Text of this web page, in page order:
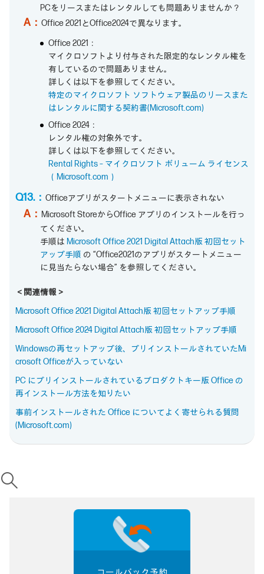
PCをリースまたはレンタルしても問題ありませんか？
A：Office 2021とOffice2024で異なります。
Office 2021：
マイクロソフトより付与された限定的なレンタル権を
有しているので問題ありません。
詳しくは以下を参照してください。
特定のマイクロソフト ソフトウェア製品のリースまた
はレンタルに関する契約書(Microsoft.com)
Office 2024：
レンタル権の対象外です。
詳しくは以下を参照してください。
Rental Rights – マイクロソフト ボリューム ライセンス
（Microsoft.com）
Q13.： Officeアプリがスタートメニューに表示されない
A： Microsoft StoreからOffice アプリのインストールを行っ
てください。
手順は Microsoft Office 2021 Digital Attach版 初回セット
アップ手順 の “Office2021のアプリがスタートメニュー
に見当たらない場合” を参照してください。
＜関連情報＞
Microsoft Office 2021 Digital Attach版 初回セットアップ手順
Microsoft Office 2024 Digital Attach版 初回セットアップ手順
Windowsの再セットアップ後、プリインストールされていたMi
crosoft Officeが入っていない
PC にプリインストールされているプロダクトキー版 Office の
再インストール方法を知りたい
事前インストールされた Office についてよく寄せられる質問
(Microsoft.com)